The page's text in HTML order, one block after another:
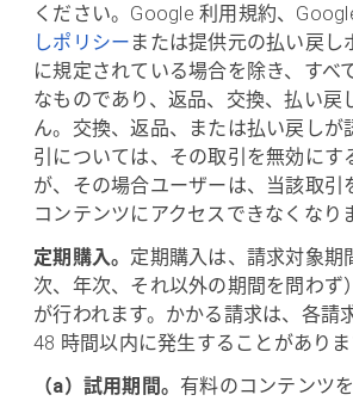
ください。Google 利用規約、
しポリシー または提供元の払い戻し
に規定されている場合を除き、すべ
なものであり、返品、交換、払い戻
ん。交換、返品、または払い戻しが
引については、その取引を無効にす
が、その場合ユーザーは、当該取引
コンテンツにアクセスできなくなり
定期購入。 定期購入は、請求対象期
次、年次、それ以外の期間を問わず
が行われます。かかる請求は、各請
48 時間以内に発生することがありま
（a）試用期間。 有料のコンテンツ